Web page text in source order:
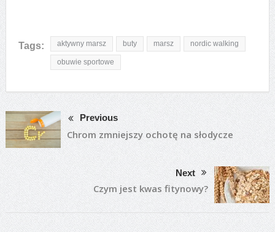
Tags: aktywny marsz buty marsz nordic walking
obuwie sportowe
Previous
Chrom zmniejszy ochotę na słodycze
Next
Czym jest kwas fitynowy?